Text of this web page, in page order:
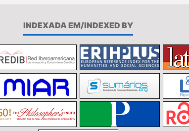
INDEXADA EM/INDEXED BY